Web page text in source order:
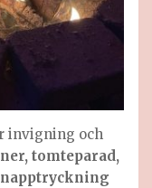
invigning och
tomteparad,